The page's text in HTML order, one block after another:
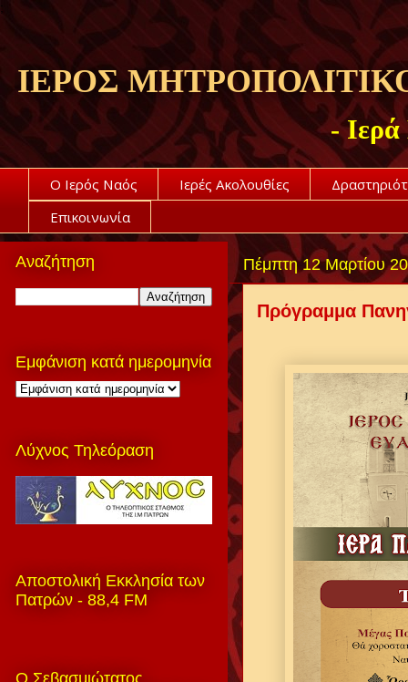
;
ΙΕΡΟΣ
-
Ο Ιερός Ναός Ιερές Ακολουθίες
Επικοινωνία
Πέμπτη 12 Μαρτίου
Πρόγραμμα
Αναζήτηση
Εμφάνιση κατά ημερομηνία
Λύχνος Τηλεόραση
Αποστολική Εκκλησία των
Πατρών - 88,4 FM
Ο Σεβασμιώτατος